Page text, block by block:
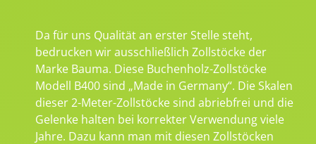
Da für uns Qualität an erster Stelle steht,
bedrucken wir ausschließlich Zollstöcke der
Marke Bauma. Diese Buchenholz-Zollstöcke
Modell B400 sind „Made in Germany“. Die Skalen
dieser 2-Meter-Zollstöcke sind abriebfrei und die
Gelenke halten bei korrekter Verwendung viele
Jahre. Dazu kann man mit diesen Zollstöcken